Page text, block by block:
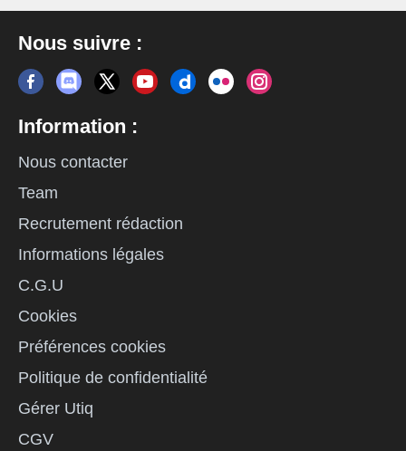
Nous suivre :
Information :
Nous contacter
Team
Recrutement rédaction
Informations légales
C.G.U
Cookies
Préférences cookies
Politique de confidentialité
Gérer Utiq
CGV